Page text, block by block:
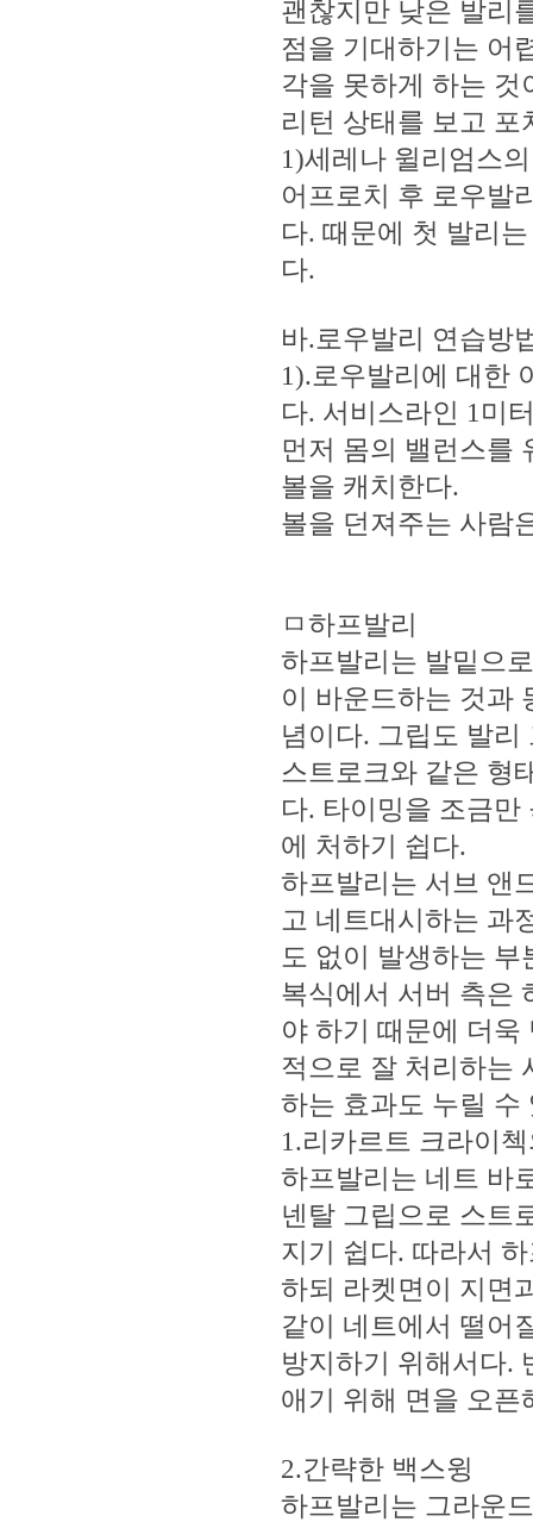
괜찮지만 낮은 발리
점을 기대하기는 어
각을 못하게 하는
리턴 상태를 보고 포
1)세레나 윌리엄스
어프로치 후 로우발
다. 때문에 첫 발리
다.
바.로우발리 연습방
1).로우발리에 대한
다. 서비스라인 1미
먼저 몸의 밸런스를
볼을 캐치한다.
볼을 던져주는 사람
ㅁ하프발리
하프발리는 발밑으
이 바운드하는 것과
념이다. 그립도 발
스트로크와 같은 형
다. 타이밍을 조금
에 처하기 쉽다.
하프발리는 서브 앤
고 네트대시하는 과
도 없이 발생하는 부
복식에서 서버 측은
야 하기 때문에 더
적으로 잘 처리하는
하는 효과도 누릴 수
1.리카르트 크라이
하프발리는 네트 바
넨탈 그립으로 스트
지기 쉽다. 따라서
하되 라켓면이 지면
같이 네트에서 떨어
방지하기 위해서다.
애기 위해 면을 오픈
2.간략한 백스윙
하프발리는 그라운